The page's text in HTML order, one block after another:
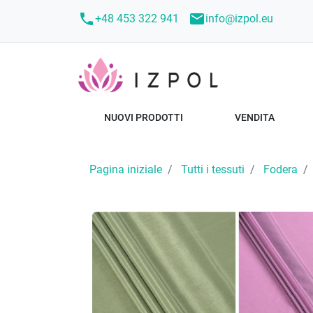
call+48 453 322 941 mailinfo@izpol.eu
NUOVI PRODOTTI VENDITA
Pagina iniziale Tutti i tessuti Fodera